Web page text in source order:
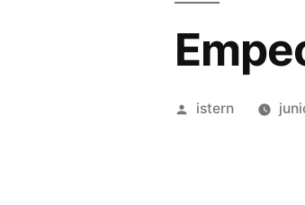
Publicado
istern